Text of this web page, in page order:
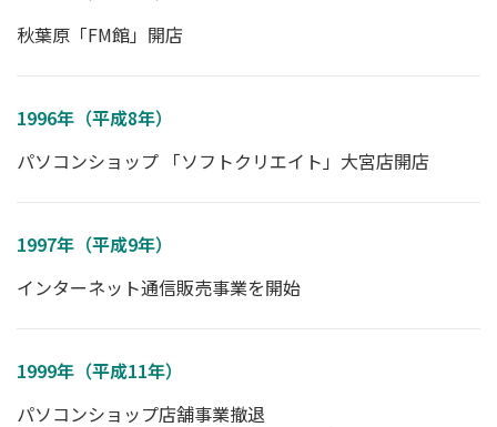
秋葉原「FM館」開店
1996年（平成8年）
パソコンショップ 「ソフトクリエイト」大宮店開店
1997年（平成9年）
インターネット通信販売事業を開始
1999年（平成11年）
パソコンショップ店舗事業撤退